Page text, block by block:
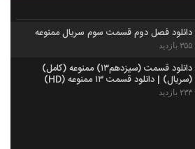
دانلود فصل دوم قسمت سوم سریال ممنوعه
۳۵۵ بازدید
دانلود قسمت (سیزدهم۱۳) ممنوعه (کامل)
(سریال) | دانلود قسمت ۱۳ ممنوعه (HD)
۲۳۳ بازدید